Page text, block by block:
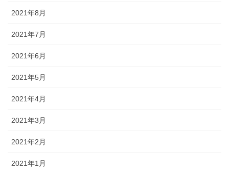
2021年8月
2021年7月
2021年6月
2021年5月
2021年4月
2021年3月
2021年2月
2021年1月